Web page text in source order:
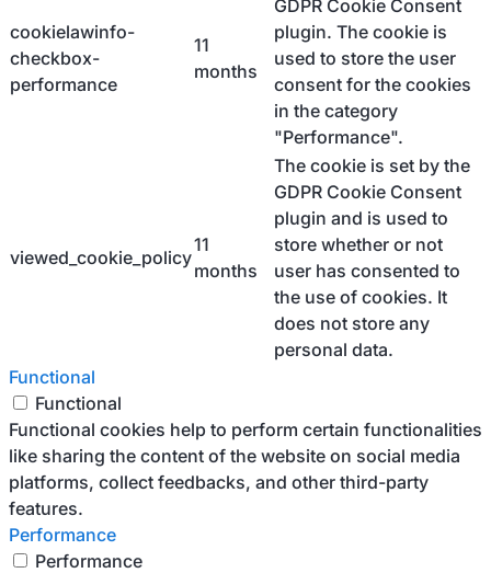
cookielawinfo-
checkbox-
performance
11
months
GDPR Cookie Consent
plugin. The cookie is
used to store the user
consent for the cookies
in the category
"Performance".
viewed_cookie_policy
11
months
The cookie is set by the
GDPR Cookie Consent
plugin and is used to
store whether or not
user has consented to
the use of cookies. It
does not store any
personal data.
Functional
Functional
Functional cookies help to perform certain functionalities
like sharing the content of the website on social media
platforms, collect feedbacks, and other third-party
features.
Performance
Performance